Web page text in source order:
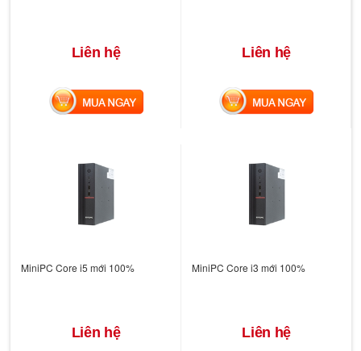
Liên hệ
MUA NGAY
Liên hệ
MUA NGAY
MiniPC Core i5 mới 100%
Liên hệ
MiniPC Core i3 mới 100%
Liên hệ